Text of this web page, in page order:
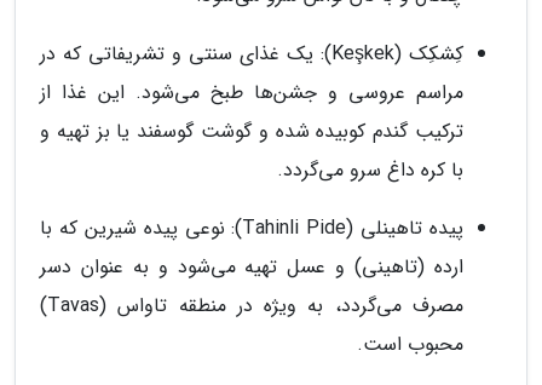
کِشکِک (Keşkek): یک غذای سنتی و تشریفاتی که در
مراسم عروسی و جشن‌ها طبخ می‌شود. این غذا از
ترکیب گندم کوبیده شده و گوشت گوسفند یا بز تهیه و
با کره داغ سرو می‌گردد.
پیده تاهینلی (Tahinli Pide): نوعی پیده شیرین که با
ارده (تاهینی) و عسل تهیه می‌شود و به عنوان دسر
مصرف می‌گردد، به ویژه در منطقه تاواس (Tavas)
محبوب است.